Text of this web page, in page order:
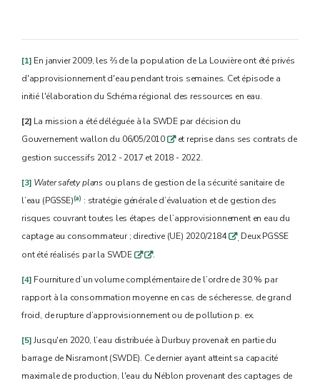
[1] En janvier 2009, les ⅔ de la population de La Louvière ont été privés
d'approvisionnement d'eau pendant trois semaines. Cet épisode a
initié l'élaboration du Schéma régional des ressources en eau.
[2] La mission a été déléguée à la SWDE par décision du
Gouvernement wallon du 06/05/2010 qet reprise dans ses contrats de
gestion successifs 2012 - 2017 et 2018 - 2022.
[3] Water safety plans ou plans de gestion de la sécurité sanitaire de
l’eau (PGSSE)(a) : stratégie générale d’évaluation et de gestion des
risques couvrant toutes les étapes de l’approvisionnement en eau du
captage au consommateur ; directive (UE) 2020/2184 q. Deux PGSSE
ont été réalisés par la SWDE q q.
[4] Fourniture d’un volume complémentaire de l’ordre de 30 % par
rapport à la consommation moyenne en cas de sécheresse, de grand
froid, de rupture d’approvisionnement ou de pollution p. ex.
[5]Jusqu'en 2020, l’eau distribuée à Durbuy provenait en partie du
barrage de Nisramont (SWDE). Ce dernier ayant atteint sa capacité
maximale de production, l'eau du Néblon provenant des captages de